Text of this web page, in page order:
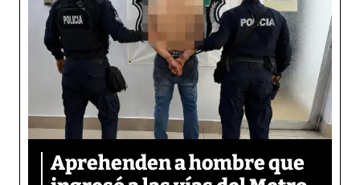
Aprehenden a hombre que